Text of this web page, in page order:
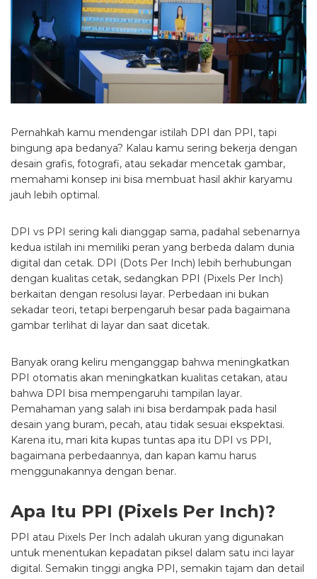
Pernahkah kamu mendengar istilah DPI dan PPI, tapi
bingung apa bedanya? Kalau kamu sering bekerja dengan
desain grafis, fotografi, atau sekadar mencetak gambar,
memahami konsep ini bisa membuat hasil akhir karyamu
jauh lebih optimal.
DPI vs PPI sering kali dianggap sama, padahal sebenarnya
kedua istilah ini memiliki peran yang berbeda dalam dunia
digital dan cetak. DPI (Dots Per Inch) lebih berhubungan
dengan kualitas cetak, sedangkan PPI (Pixels Per Inch)
berkaitan dengan resolusi layar. Perbedaan ini bukan
sekadar teori, tetapi berpengaruh besar pada bagaimana
gambar terlihat di layar dan saat dicetak.
Banyak orang keliru menganggap bahwa meningkatkan
PPI otomatis akan meningkatkan kualitas cetakan, atau
bahwa DPI bisa mempengaruhi tampilan layar.
Pemahaman yang salah ini bisa berdampak pada hasil
desain yang buram, pecah, atau tidak sesuai ekspektasi.
Karena itu, mari kita kupas tuntas apa itu DPI vs PPI,
bagaimana perbedaannya, dan kapan kamu harus
menggunakannya dengan benar.
Apa Itu PPI (Pixels Per Inch)?
PPI atau Pixels Per Inch adalah ukuran yang digunakan
untuk menentukan kepadatan piksel dalam satu inci layar
digital. Semakin tinggi angka PPI, semakin tajam dan detail